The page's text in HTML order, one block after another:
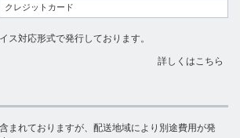
クレジットカード
ス対応形式で発行しております。
詳しくはこちら
まれておりますが、配送地域により別途費用が発